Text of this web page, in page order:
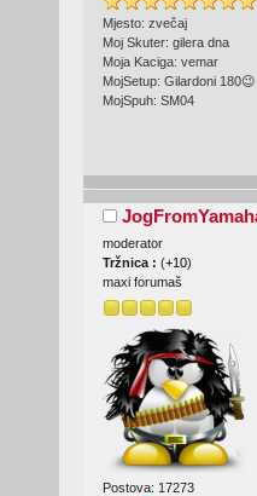
Mjesto: zvečaj
Moj Skuter: gilera dna
Moja Kaciga: vemar
MojSetup: Gilardoni 180😉
MojSpuh: SM04
moderator
Tržnica : (+10)
maxi forumaš
Postova: 17273